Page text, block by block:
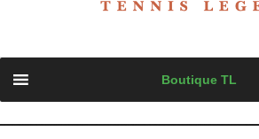
content
Boutique TL